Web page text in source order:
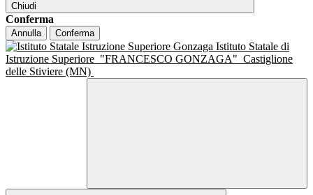
Chiudi
Conferma
Annulla Conferma
Istituto Statale di
Istruzione Superiore "FRANCESCO GONZAGA" Castiglione
delle Stiviere (MN)